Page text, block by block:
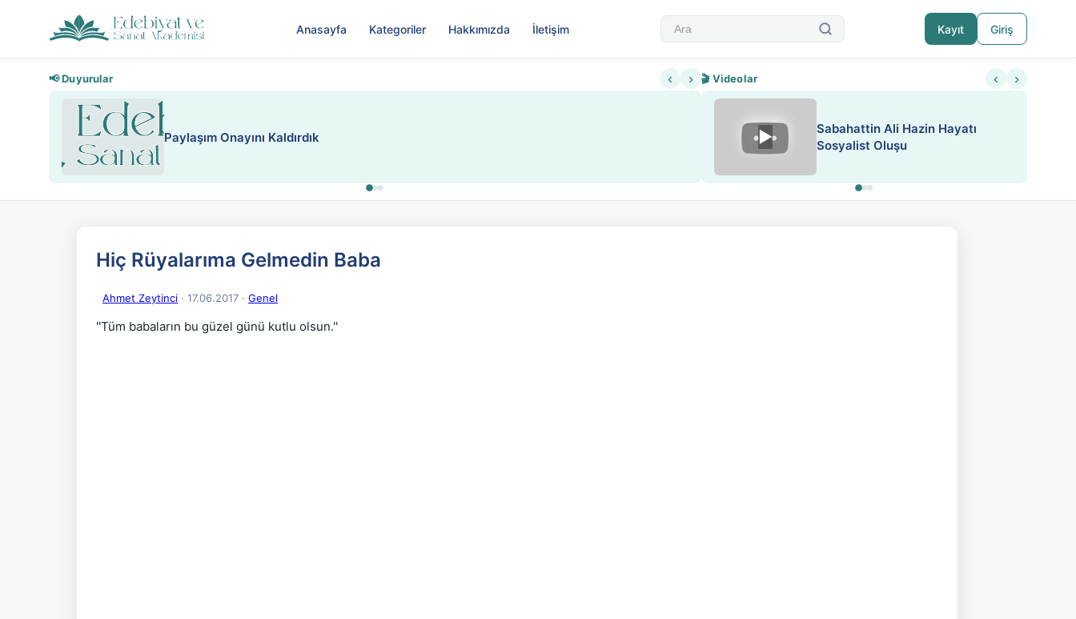
Anasayfa Kategoriler Hakkımızda İletişim Kayıt Giriş
📢 Duyurular ‹ ›
Nadir içeriklere kısıtlama ve kredi sistemi getirildi ESA 'da Sen de Paylaş
🎬 Videolar ‹ ›
▶
ATEŞ YAKMAK KONU ÖZET J.
LONDON
Hiç Rüyalarıma Gelmedin Baba
Ahmet Zeytinci · 17.06.2017 · Genel
''Tüm babaların bu güzel günü kutlu olsun.''